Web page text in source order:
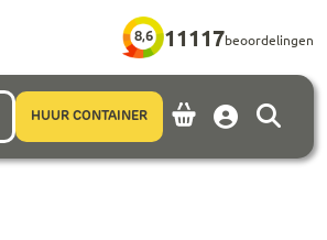
8,6 11117beoordelingen
HUUR CONTAINER Account